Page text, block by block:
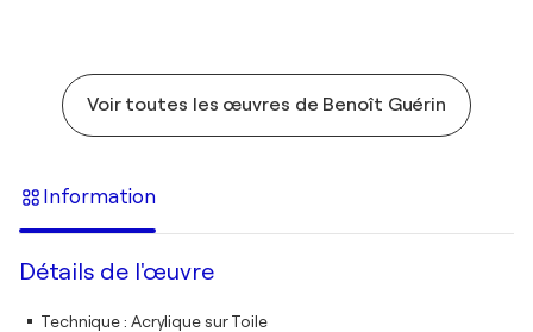
Voir toutes les œuvres de Benoît Guérin
Information
Détails de l'œuvre
Technique: Acrylique sur Toile